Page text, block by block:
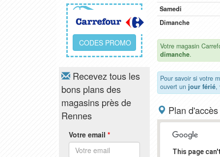
CODES PROMO
Recevez tous les
bons plans des
magasins près de
Rennes
Votre email *
Samedi
Dimanche
Votre magasin
dimanche.
Pour savoir si votre
ouvert un jour férié,
Plan d'accès
This page